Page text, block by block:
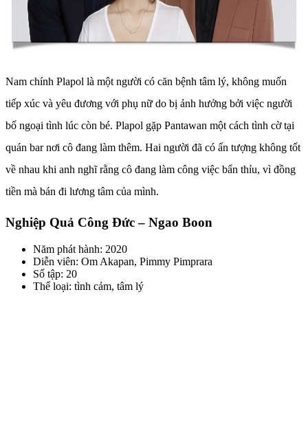
Nam chính Plapol là một người có căn bệnh tâm lý, không muốn
tiếp xúc và yêu đương với phụ nữ do bị ảnh hưởng bởi việc người
bố ngoại tình lúc còn bé. Plapol gặp Pantawan một cách tình cờ tại
quán bar nơi cô đang làm thêm. Hai người đã có ấn tượng không tốt
về nhau khi anh nghĩ rằng cô đang làm công việc bẩn thỉu, vì đồng
tiền mà bán đi lương tâm của mình.
Nghiệp Quả Công Đức – Ngao Boon
Năm phát hành: 2020
Diễn viên: Om Akapan, Pimmy Pimprara
Số tập: 20
Thể loại: tình cảm, tâm lý